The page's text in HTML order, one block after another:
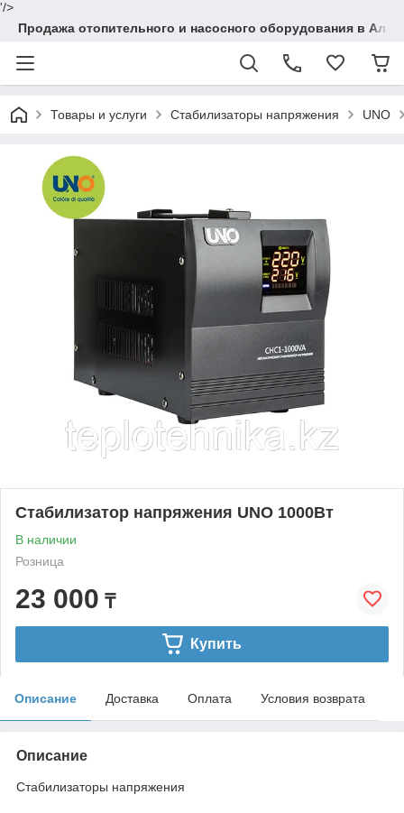
'/>
Продажа отопительного и насосного оборудования в
Товары и услуги Стабилизаторы напряжения UNO
Стабилизатор напряжения UNO 1000Вт
В наличии
Розница
23 000 ₸
Купить
Описание Доставка Оплата Условия возврата
Описание
Стабилизаторы напряжения